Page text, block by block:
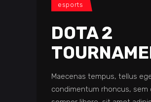
esports
DOTA 2
Maecenas tempus, tellus
condimentum rhoncus, sem